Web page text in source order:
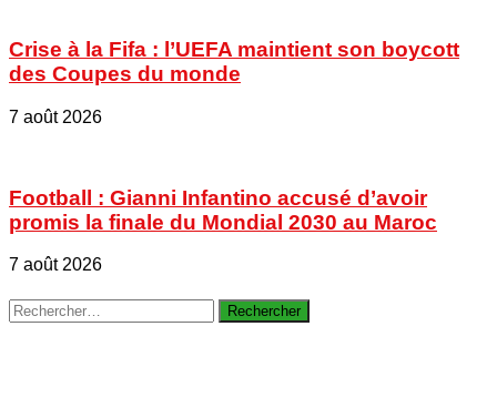
Crise à la Fifa : l’UEFA maintient son boycott
des Coupes du monde
7 août 2026
Football : Gianni Infantino accusé d’avoir
promis la finale du Mondial 2030 au Maroc
7 août 2026
Rechercher :